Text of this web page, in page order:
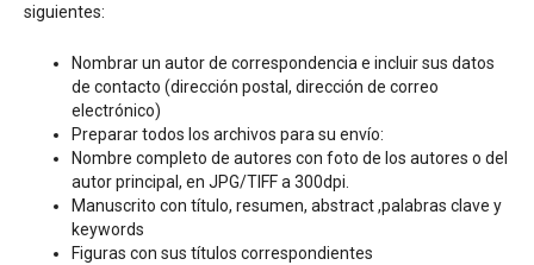
siguientes:
Nombrar un autor de correspondencia e incluir sus datos
de contacto (dirección postal, dirección de correo
electrónico)
Preparar todos los archivos para su envío:
Nombre completo de autores con foto de los autores o del
autor principal, en JPG/TIFF a 300dpi.
Manuscrito con título, resumen, abstract ,palabras clave y
keywords
Figuras con sus títulos correspondientes